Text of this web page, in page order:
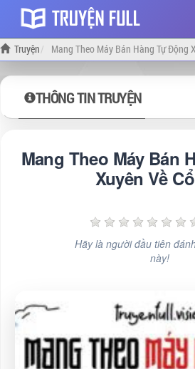
Truyện Mang Theo Máy Bán Hàng Tự Động
THÔNG TIN TRUYỆN
Mang Theo Máy Bán
Xuyên Về
Hãy là người đầu tiên
này!